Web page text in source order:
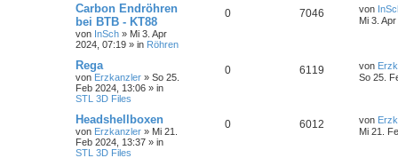
Carbon Endröhren
bei BTB - KT88
von InSch » Mi 3. Apr
2024, 07:19 » in Röhren
0 7046 von
Mi 3.
Rega
von Erzkanzler » So 25.
Feb 2024, 13:06 » in
STL 3D Files
0 6119 von
So 25.
Headshellboxen
von Erzkanzler » Mi 21.
Feb 2024, 13:37 » in
STL 3D Files
0 6012 von
Mi 21.